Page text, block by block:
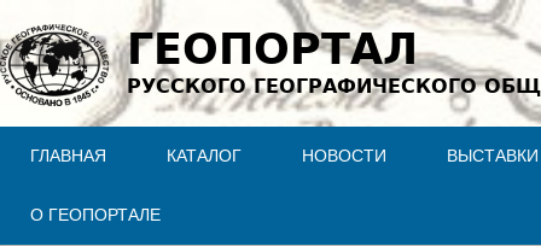
Jump to navigation
ГЕОПОРТАЛ
РУССКОГО ГЕОГРАФИЧЕСКОГО
ГЛАВНАЯ КАТАЛОГ НОВОСТИ ВЫСТАВКИ
О ГЕОПОРТАЛЕ